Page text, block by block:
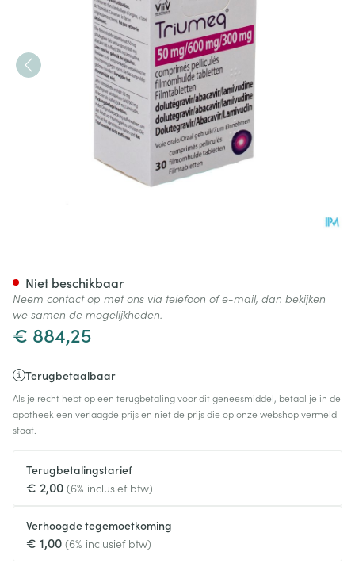
€ 884,25
Terugbetaalbaar
Als je recht hebt op een terugbetaling voor dit geneesmiddel, betaal je in de
apotheek een verlaagde prijs en niet de prijs die op onze webshop vermeld
staat.
Terugbetalingstarief
€ 2,00 (6% inclusief btw)
Verhoogde tegemoetkoming
€ 1,00 (6% inclusief btw)
Niet beschikbaar
Neem contact op met ons via telefoon of e-mail, dan bekijken
we samen de mogelijkheden.